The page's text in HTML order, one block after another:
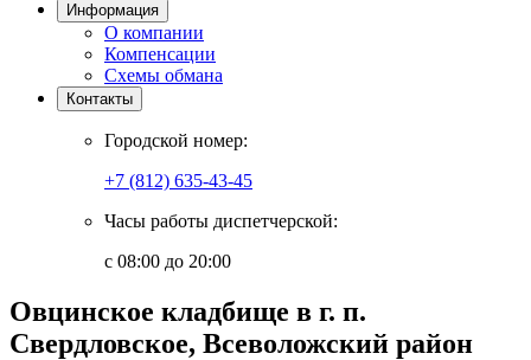
Информация
О компании
Компенсации
Схемы обмана
Контакты
Городской номер:
+7 (812) 635-43-45
Часы работы диспетчерской:
с 08:00 до 20:00
Овцинское кладбище в г. п.
Свердловское, Всеволожский район